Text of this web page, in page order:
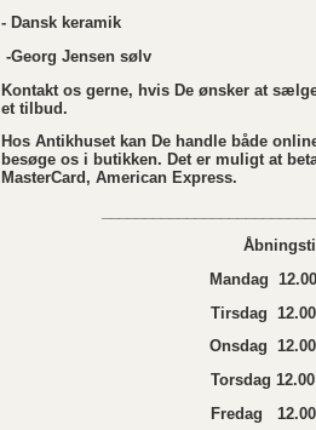
- Dansk keramik
-Georg Jensen sølv
Kontakt os gerne, hvis De ønsker at
et tilbud.
Hos Antikhuset kan De handle både
besøge os i butikken. Det er muligt at
MasterCard, American Express.
Mandag
Tirsdag
Onsdag
Torsdag
Fredag